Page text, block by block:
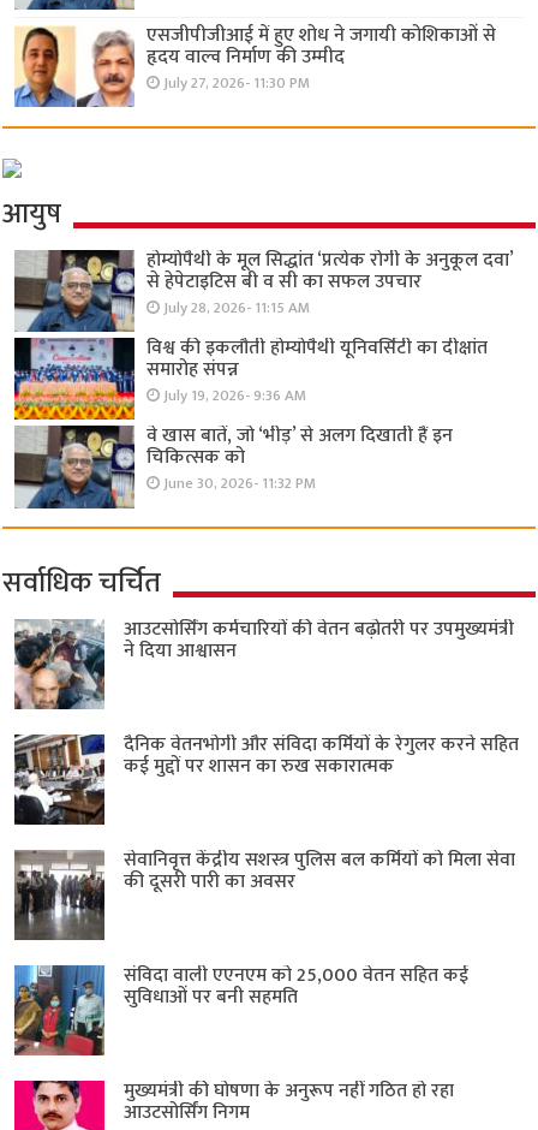
एसजीपीजीआई में हुए शोध ने जगायी कोशिकाओं से
हृदय वाल्व निर्माण की उम्मीद
July 27, 2026- 11:30 PM
आयुष
होम्योपैथी के मूल सिद्धांत ‘प्रत्येक रोगी केे अनुकूल दवा’
से हेपेटाइटिस बी व सी का सफल उपचार
July 28, 2026- 11:15 AM
विश्व की इकलौती होम्योपैथी यूनिवर्सिटी का दीक्षांत
समारोह संपन्न
July 19, 2026- 9:36 AM
वे खास बातें, जो ‘भीड़’ से अलग दिखाती हैं इन
चिकित्सक को
June 30, 2026- 11:32 PM
सर्वाधिक चर्चित
आउटसोर्सिंग कर्मचारियों की वेतन बढ़ोतरी पर उपमुख्यमंत्री
ने दिया आश्वासन
दैनिक वेतनभोगी और संविदा कर्मियों के रेगुलर करने सहित
कई मुद्दों पर शासन का रुख सकारात्मक
सेवानिवृत्त केंद्रीय सशस्त्र पुलिस बल ​कर्मियों को मिला सेवा
की दूसरी पारी का अवसर
संविदा वाली एएनएम को 25,000 वेतन सहित कई
सुविधाओं पर बनी सहमति
मुख्यमंत्री की घोषणा के अनुरूप नहीं गठित हो रहा
आउटसोर्सिंग निगम